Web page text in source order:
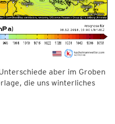
aber im Groben
die uns winterliches